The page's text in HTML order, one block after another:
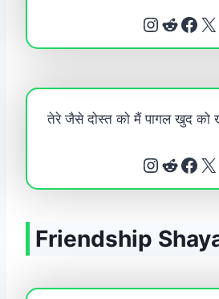
Instagram Reddit Facebook X
तेरे जैसे दोस्त को मैं पागल खुद को
Instagram Reddit Facebook X
Friendship